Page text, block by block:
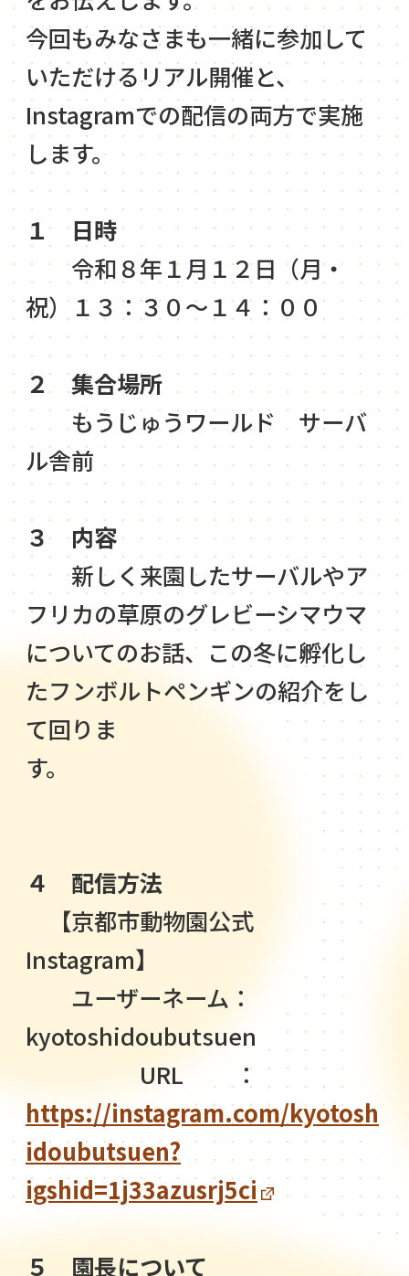
今回もみなさまも一緒に参加して
いただけるリアル開催と、
Instagramでの配信の両方で実施
します。
１ 日時
令和８年１月１２日（月・
祝）１３：３０～１４：００
２ 集合場所
もうじゅうワールド サーバ
ル舎前
３ 内容
新しく来園したサーバルやア
フリカの草原のグレビーシマウマ
についてのお話、この冬に孵化し
たフンボルトペンギンの紹介をし
て回りま
す。
４ 配信方法
【京都市動物園公式
Instagram】
ユーザーネーム：
kyotoshidoubutsuen
URL ：
https://instagram.com/kyotosh
idoubutsuen?
igshid=1j33azusrj5ci
５ 園長について